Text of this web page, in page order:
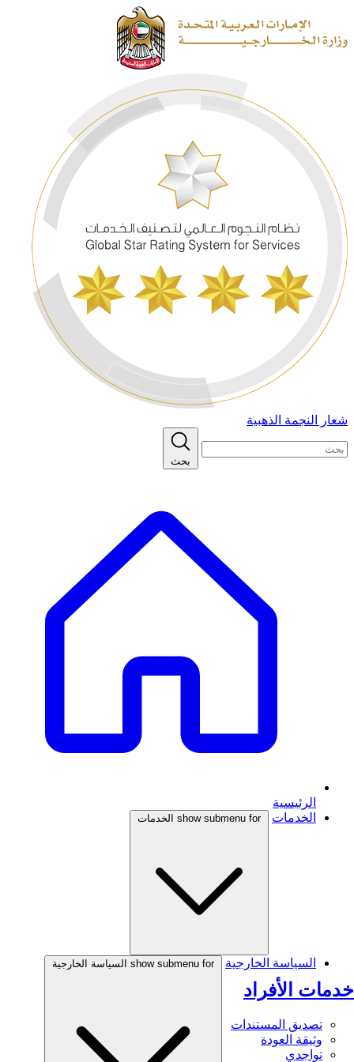
شعار النجمة الذهبية
بحث
الرئيسية
الخدمات
show submenu for الخدمات
خدمات الأفراد
تصديق المستندات
وثيقة العودة
تواجدي
السياسة الخارجية show submenu for السياسة الخارجية